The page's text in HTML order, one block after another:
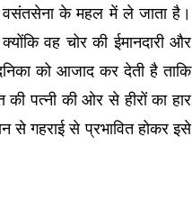
वसंतसेना के महल में ले जाता है।
वह चोर की ईमानदारी और
को आजाद कर देती है ताकि
की पत्नी की ओर से हीरों का हार
से गहराई से प्रभावित होकर इसे